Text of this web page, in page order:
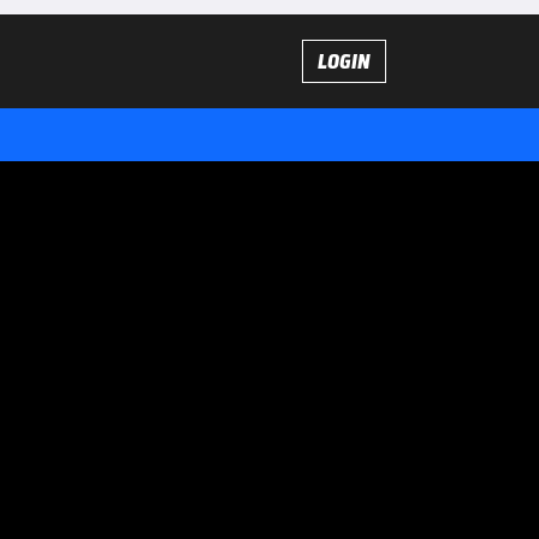
LOGIN